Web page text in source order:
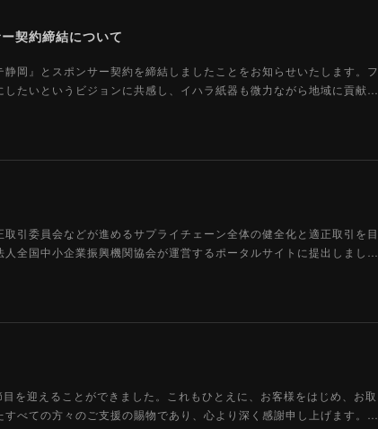
契約締結について
岡』とスポンサー契約を締結しましたことをお知らせいたします。フ
たいというビジョンに共感し、イハラ紙器も微力ながら地域に貢献…
引委員会などが進めるサプライチェーン全体の健全化と適正取引を目
全国中小企業振興機関協会が運営するポータルサイトに提出しまし…
を迎えることができました。これもひとえに、お客様をはじめ、お取
べての方々のご支援の賜物であり、心より深く感謝申し上げます。…